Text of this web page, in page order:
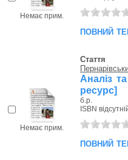
Немає прим.
повний
Немає прим.
Стаття
Аналіз
ресурс]
б.р.
ISBN
повний